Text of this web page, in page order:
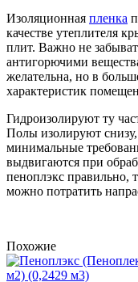
Изоляционная пленка
качестве утеплителя
плит. Важно не
антигорючими
желательна, но в
характеристик
Гидроизолируют ту
Полы изолируют
минимальные
выдвигаются при
пеноплэкс правильно,
можно потратить
Похожие